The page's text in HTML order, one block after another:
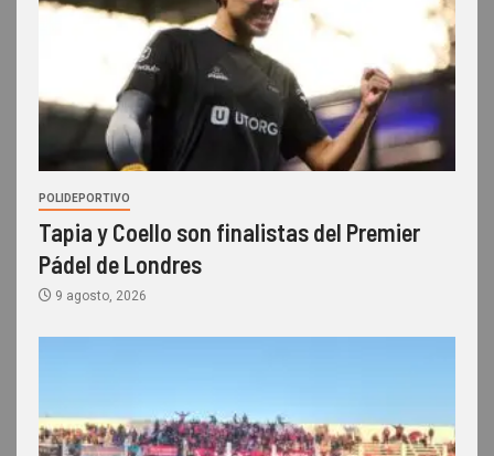
POLIDEPORTIVO
Tapia y Coello son finalistas del Premier
Pádel de Londres
9 agosto, 2026